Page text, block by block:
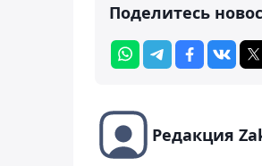
Поделитесь
Редакция